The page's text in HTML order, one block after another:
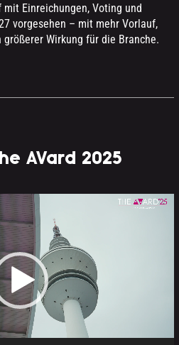
Einreichungen, Voting und
vorgesehen – mit mehr Vorlauf,
Wirkung für die Branche.
AVard 2025